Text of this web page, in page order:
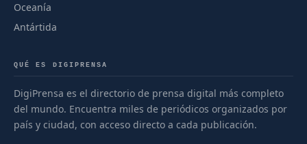
Oceanía
Antártida
QUÉ ES DIGIPRENSA
DigiPrensa es el directorio de prensa digital más completo
del mundo. Encuentra miles de periódicos organizados por
país y ciudad, con acceso directo a cada publicación.